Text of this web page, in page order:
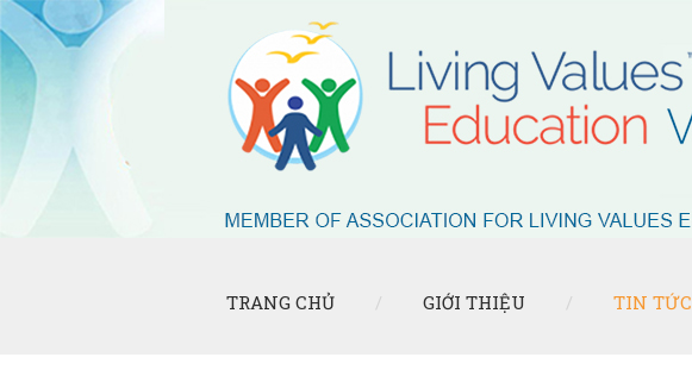
TRANG CHỦ GIỚI THIỆU TIN TỨC